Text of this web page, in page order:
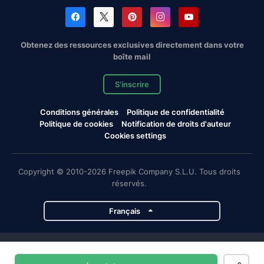
Obtenez des ressources exclusives directement dans votre
boîte mail
S'inscrire
Conditions générales
Politique de confidentialité
Politique de cookies
Notification de droits d'auteur
Cookies settings
Copyright © 2010-2026 Freepik Company S.L.U. Tous droits
réservés.
Français